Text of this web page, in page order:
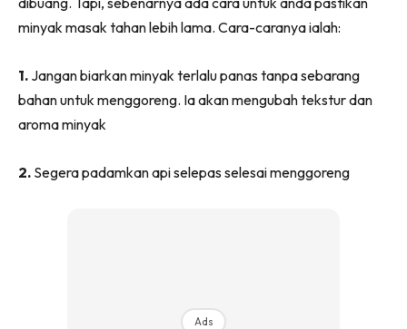
Bilik Air
Dapur
Ruang Makan
Ruang Tamu
Casa Impiana
minyak masak tahan lebih lama. Cara-caranya ialah:
1. Jangan biarkan minyak terlalu panas tanpa sebarang
bahan untuk menggoreng. Ia akan mengubah tekstur dan
aroma minyak
2. Segera padamkan api selepas selesai menggoreng
Ads